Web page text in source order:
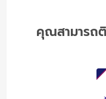
คุณสามารถ